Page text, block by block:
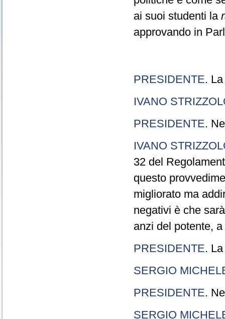
ai suoi studenti la
approvando in
PRESIDENTE.
IVANO
PRESIDENTE.
IVANO
32 del
questo
migliorato ma
negativi è che
anzi del potente,
PRESIDENTE.
SERGIO
PRESIDENTE.
SERGIO